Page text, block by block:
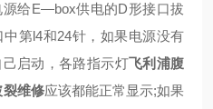
给E—box供电的D形接口拔
第l4和24针，如果电源没有
启动，各路指示灯飞利浦腹
裂维修应该都能正常显示;如果